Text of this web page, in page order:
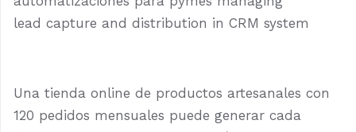
Una tienda online de productos artesanales con
120 pedidos mensuales puede generar cada